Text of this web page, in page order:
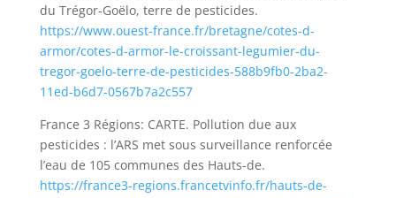
du Trégor-Goëlo, terre de pesticides.
https://www.ouest-france.fr/bretagne/cotes-d-
armor/cotes-d-armor-le-croissant-legumier-du-
tregor-goelo-terre-de-pesticides-588b9fb0-2ba2-
11ed-b6d7-0567b7a2c557
France 3 Régions: CARTE. Pollution due aux
pesticides : l’ARS met sous surveillance renforcée
l’eau de 105 communes des Hauts-de.
https://france3-regions.francetvinfo.fr/hauts-de-